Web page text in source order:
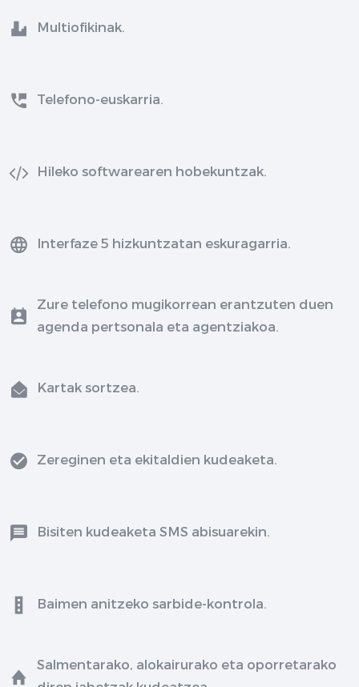
Multiofikinak.
Telefono-euskarria.
Hileko softwarearen hobekuntzak.
Interfaze 5 hizkuntzatan eskuragarria.
Zure telefono mugikorrean erantzuten duen
agenda pertsonala eta agentziakoa.
Kartak sortzea.
Zereginen eta ekitaldien kudeaketa.
Bisiten kudeaketa SMS abisuarekin.
Baimen anitzeko sarbide-kontrola.
Salmentarako, alokairurako eta oporretarako